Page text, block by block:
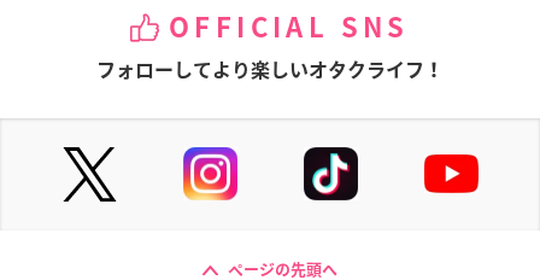
OFFICIAL SNS
フォローしてより楽しいオタクライフ！
ページの先頭へ